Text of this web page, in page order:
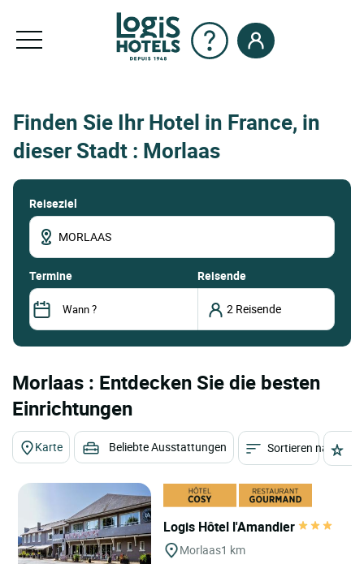
Finden Sie Ihr Hotel in France, in
dieser Stadt : Morlaas
Reiseziel
termine Reisende
Morlaas : Entdecken Sie die besten
Einrichtungen
Karte Beliebte Ausstattungen Sortieren nach
Logis Hôtel l'Amandier
Morlaas1 km